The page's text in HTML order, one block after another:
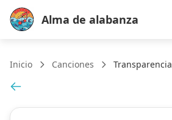
Alma de alabanza
Inicio Canciones Transparencia